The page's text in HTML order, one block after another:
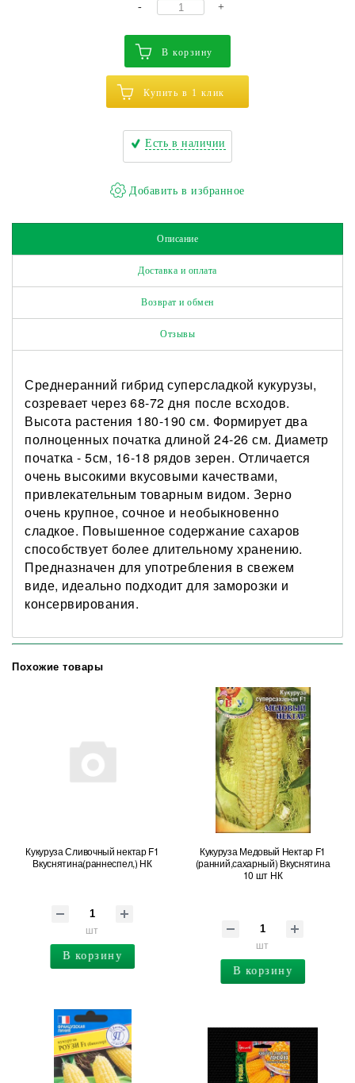
- +
В корзину
Купить в 1 клик
Есть в наличии
Описание
Доставка и оплата
Возврат и обмен
Отзывы
Среднеранний гибрид суперсладкой кукурузы,
созревает через 68-72 дня после всходов.
Высота растения 180-190 см. Формирует два
полноценных початка длиной 24-26 см. Диаметр
початка - 5см, 16-18 рядов зерен. Отличается
очень высокими вкусовыми качествами,
привлекательным товарным видом. Зерно
очень крупное, сочное и необыкновенно
сладкое. Повышенное содержание сахаров
способствует более длительному хранению.
Предназначен для употребления в свежем
виде, идеально подходит для заморозки и
консервирования.
Похожие товары
Кукуруза Сливочный нектар F1
Вкуснятина(раннеспел,) НК
шт
В корзину
Кукуруза Медовый Нектар F1
(ранний,сахарный) Вкуснятина
10 шт НК
шт
В корзину